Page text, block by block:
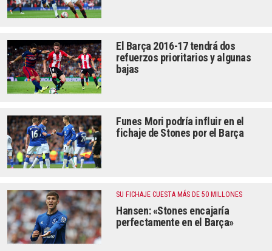
El Barça 2016-17 tendrá dos
refuerzos prioritarios y algunas
bajas
Funes Mori podría influir en el
fichaje de Stones por el Barça
SU FICHAJE CUESTA MÁS DE 50 MILLONES
Hansen: «Stones encajaría
perfectamente en el Barça»